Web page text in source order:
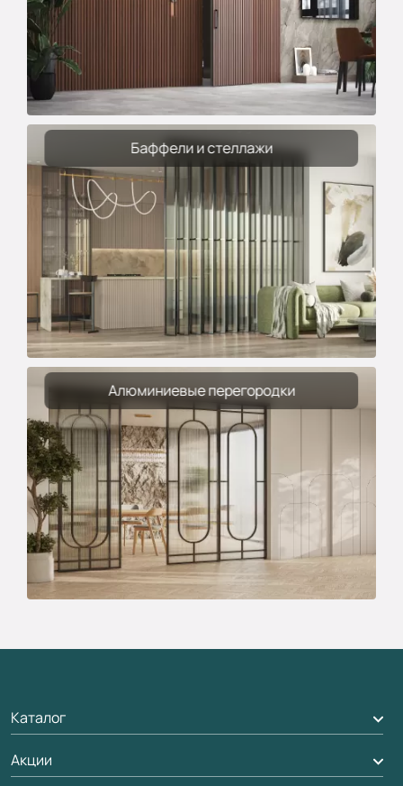
Баффели и стеллажи
Алюминиевые перегородки
Каталог
Межкомнатные двери
Акции